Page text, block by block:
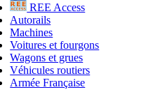
REE Access
Autorails
Machines
Voitures et fourgons
Wagons et grues
Véhicules routiers
Armée Française